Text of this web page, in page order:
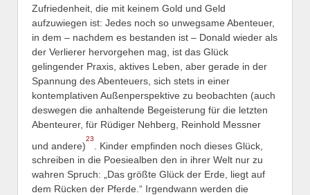
Zufriedenheit, die mit keinem Gold und Geld
aufzuwiegen ist: Jedes noch so unwegsame Abenteuer,
in dem – nachdem es bestanden ist – Donald wieder als
der Verlierer hervorgehen mag, ist das Glück
gelingender Praxis, aktives Leben, aber gerade in der
Spannung des Abenteuers, sich stets in einer
kontemplativen Außenperspektive zu beobachten (auch
deswegen die anhaltende Begeisterung für die letzten
Abenteurer, für Rüdiger Nehberg, Reinhold Messner
und andere)
23
. Kinder empfinden noch dieses Glück,
schreiben in die Poesiealben den in ihrer Welt nur zu
wahren Spruch: „Das größte Glück der Erde, liegt auf
dem Rücken der Pferde.“ Irgendwann werden die